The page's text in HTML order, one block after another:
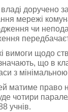
владі доручено
мережі
чи
вимоги щодо
що в
з
матиме право
чотири
учнів.